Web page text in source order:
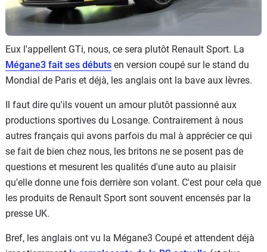
Eux l'appellent GTi, nous, ce sera plutôt Renault Sport. La
Mégane3 fait ses débuts en version coupé sur le stand du
Mondial de Paris et déjà, les anglais ont la bave aux lèvres.
Il faut dire qu'ils vouent un amour plutôt passionné aux
productions sportives du Losange. Contrairement à nous
autres français qui avons parfois du mal à apprécier ce qui
se fait de bien chez nous, les britons ne se posent pas de
questions et mesurent les qualités d'une auto au plaisir
qu'elle donne une fois derrière son volant. C'est pour cela que
les produits de Renault Sport sont souvent encensés par la
presse UK.
Bref, les anglais ont vu la Mégane3 Coupé et attendent déjà